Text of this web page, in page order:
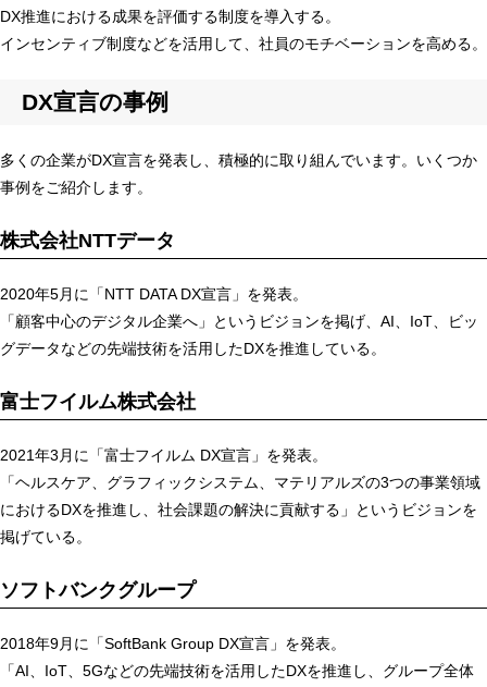
DX推進における成果を評価する制度を導入する。
インセンティブ制度などを活用して、社員のモチベーションを高める。
DX宣言の事例
多くの企業がDX宣言を発表し、積極的に取り組んでいます。いくつか
事例をご紹介します。
株式会社NTTデータ
2020年5月に「NTT DATA DX宣言」を発表。
「顧客中心のデジタル企業へ」というビジョンを掲げ、AI、IoT、ビッ
グデータなどの先端技術を活用したDXを推進している。
富士フイルム株式会社
2021年3月に「富士フイルム DX宣言」を発表。
「ヘルスケア、グラフィックシステム、マテリアルズの3つの事業領域
におけるDXを推進し、社会課題の解決に貢献する」というビジョンを
掲げている。
ソフトバンクグループ
2018年9月に「SoftBank Group DX宣言」を発表。
「AI、IoT、5Gなどの先端技術を活用したDXを推進し、グループ全体